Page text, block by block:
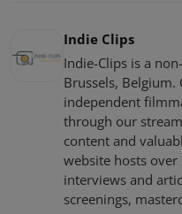
Indie Clips
Indie-Clips is a
Brussels,
independent
through our
content and
website hosts
interviews and
screenings,